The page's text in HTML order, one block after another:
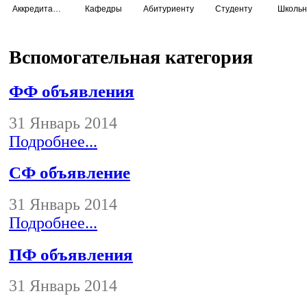
Кафедры Абитуриенту Студенту
Вспомогательная категория
ФФ объявления
31 Январь 2014
Подробнее...
СФ объявление
31 Январь 2014
Подробнее...
ПФ объявления
31 Январь 2014